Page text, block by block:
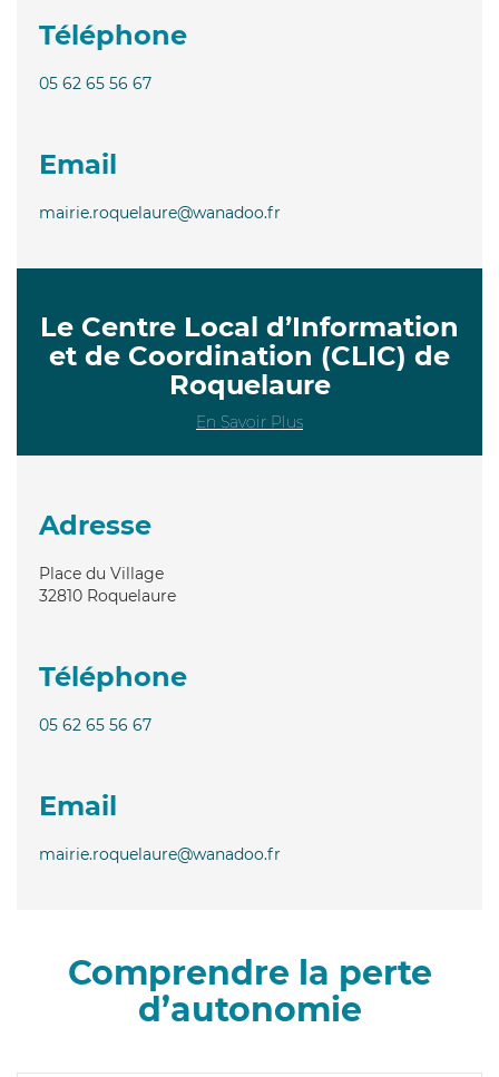
Téléphone
05 62 65 56 67
Email
mairie.roquelaure@wanadoo.fr
Le Centre Local d’Information
et de Coordination (CLIC) de
Roquelaure
En Savoir Plus
Adresse
Place du Village
32810 Roquelaure
Téléphone
05 62 65 56 67
Email
mairie.roquelaure@wanadoo.fr
Comprendre la perte
d’autonomie